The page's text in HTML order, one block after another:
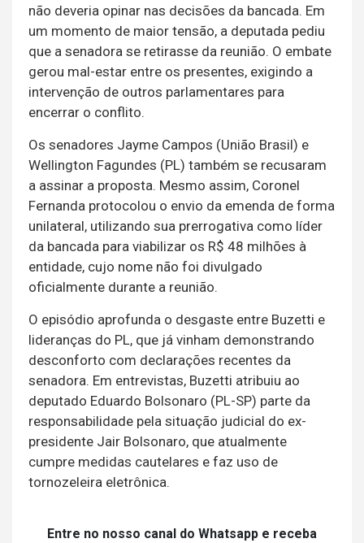
não deveria opinar nas decisões da bancada. Em
um momento de maior tensão, a deputada pediu
que a senadora se retirasse da reunião. O embate
gerou mal-estar entre os presentes, exigindo a
intervenção de outros parlamentares para
encerrar o conflito.
Os senadores Jayme Campos (União Brasil) e
Wellington Fagundes (PL) também se recusaram
a assinar a proposta. Mesmo assim, Coronel
Fernanda protocolou o envio da emenda de forma
unilateral, utilizando sua prerrogativa como líder
da bancada para viabilizar os R$ 48 milhões à
entidade, cujo nome não foi divulgado
oficialmente durante a reunião.
O episódio aprofunda o desgaste entre Buzetti e
lideranças do PL, que já vinham demonstrando
desconforto com declarações recentes da
senadora. Em entrevistas, Buzetti atribuiu ao
deputado Eduardo Bolsonaro (PL-SP) parte da
responsabilidade pela situação judicial do ex-
presidente Jair Bolsonaro, que atualmente
cumpre medidas cautelares e faz uso de
tornozeleira eletrônica.
Entre no nosso canal do Whatsapp e receba